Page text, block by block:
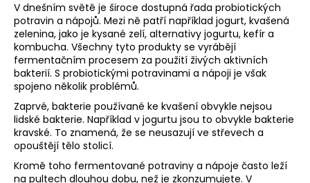
V dnešním světě je široce dostupná řada probiotických
potravin a nápojů. Mezi ně patří například jogurt, kvašená
zelenina, jako je kysané zelí, alternativy jogurtu, kefír a
kombucha. Všechny tyto produkty se vyrábějí
fermentačním procesem za použití živých aktivních
bakterií. S probiotickými potravinami a nápoji je však
spojeno několik problémů.
Zaprvé, bakterie používané ke kvašení obvykle nejsou
lidské bakterie. Například v jogurtu jsou to obvykle bakterie
kravské. To znamená, že se neusazují ve střevech a
opouštějí tělo stolicí.
Kromě toho fermentované potraviny a nápoje často leží
na pultech dlouhou dobu, než je zkonzumujete. V